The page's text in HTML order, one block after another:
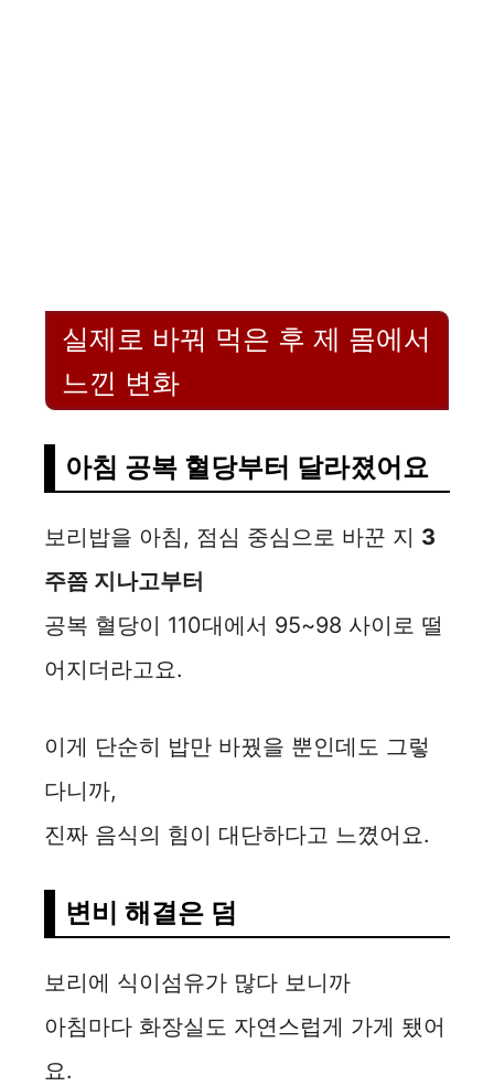
실제로 바꿔 먹은 후 제 몸에서
느낀 변화
아침 공복 혈당부터 달라졌어요
보리밥을 아침, 점심 중심으로 바꾼 지 3
주쯤 지나고부터
공복 혈당이 110대에서 95~98 사이로 떨
어지더라고요.
이게 단순히 밥만 바꿨을 뿐인데도 그렇
다니까,
진짜 음식의 힘이 대단하다고 느꼈어요.
변비 해결은 덤
보리에 식이섬유가 많다 보니까
아침마다 화장실도 자연스럽게 가게 됐어
요.